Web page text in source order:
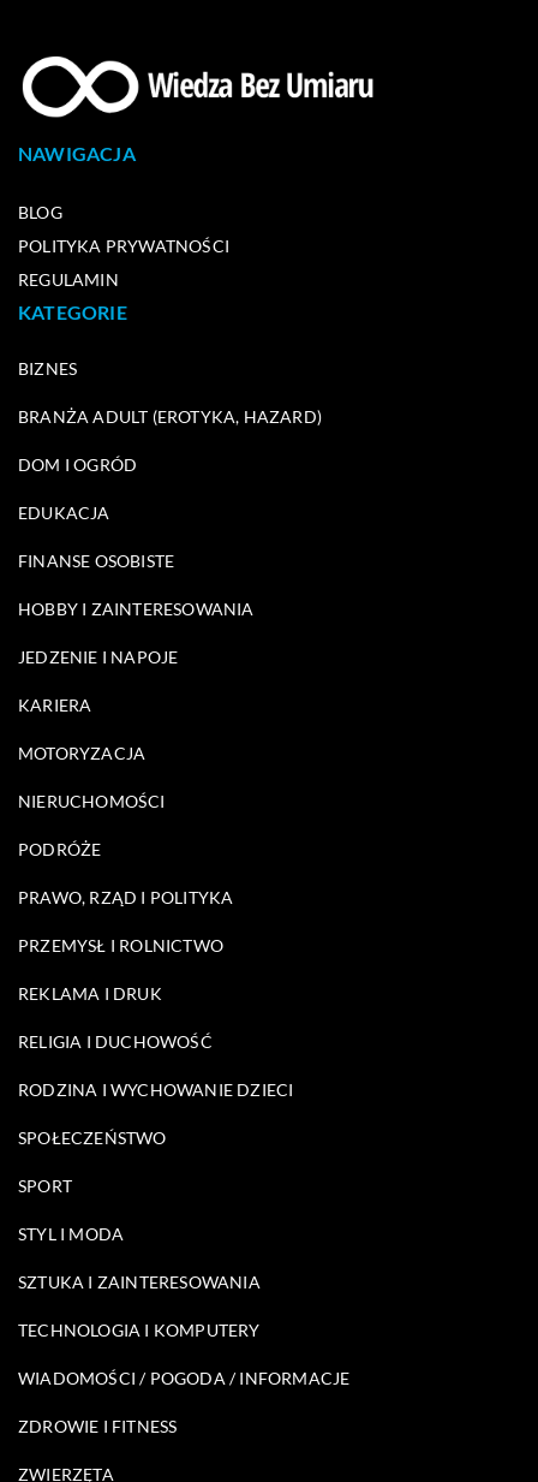
NAWIGACJA
BLOG
POLITYKA PRYWATNOŚCI
REGULAMIN
KATEGORIE
BIZNES
BRANŻA ADULT (EROTYKA, HAZARD)
DOM I OGRÓD
EDUKACJA
FINANSE OSOBISTE
HOBBY I ZAINTERESOWANIA
JEDZENIE I NAPOJE
KARIERA
MOTORYZACJA
NIERUCHOMOŚCI
PODRÓŻE
PRAWO, RZĄD I POLITYKA
PRZEMYSŁ I ROLNICTWO
REKLAMA I DRUK
RELIGIA I DUCHOWOŚĆ
RODZINA I WYCHOWANIE DZIECI
SPOŁECZEŃSTWO
SPORT
STYL I MODA
SZTUKA I ZAINTERESOWANIA
TECHNOLOGIA I KOMPUTERY
WIADOMOŚCI / POGODA / INFORMACJE
ZDROWIE I FITNESS
ZWIERZĘTA